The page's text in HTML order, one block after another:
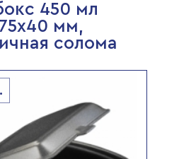
450 мл
мм,
солома